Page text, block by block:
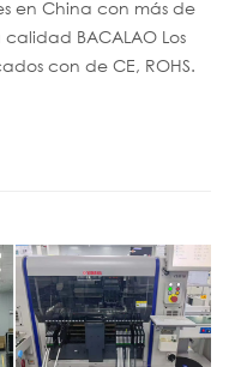
en China con más de
calidad BACALAO Los
con de CE, ROHS.